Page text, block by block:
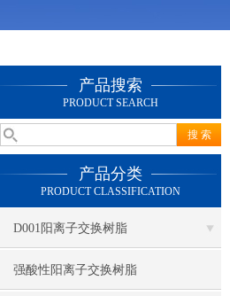
产品搜索
PRODUCT SEARCH
产品分类
PRODUCT CLASSIFICATION
D001阳离子交换树脂
强酸性阳离子交换树脂